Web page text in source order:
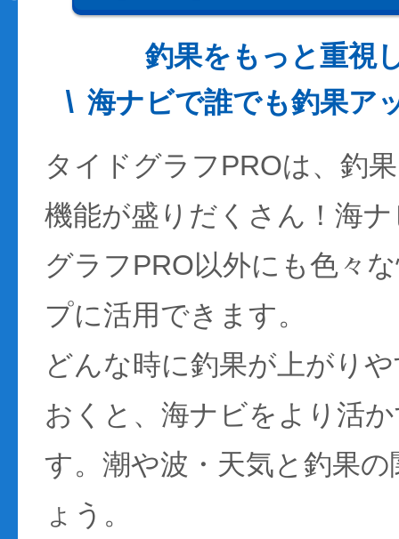
釣果をもっと重視
海ナビで誰でも釣果ア
タイドグラフPROは、釣
機能が盛りだくさん！海
グラフPRO以外にも色々
プに活用できます。
どんな時に釣果が上がり
おくと、海ナビをより活
す。潮や波・天気と釣果
ょう。